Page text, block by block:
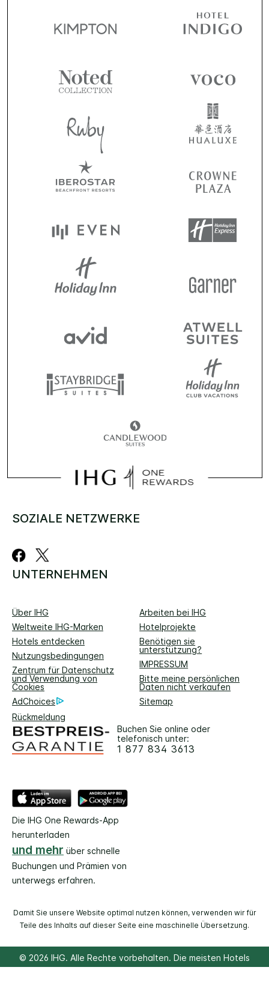
SOZIALE NETZWERKE
UNTERNEHMEN
Über IHG
Arbeiten bei IHG
Weltweite IHG-Marken
Hotelprojekte
Hotels entdecken
Benötigen sie
unterstützung?
Nutzungsbedingungen
IMPRESSUM
Zentrum für Datenschutz
und Verwendung von
Cookies
Bitte meine persönlichen
Daten nicht verkaufen
AdChoices
Sitemap
Rückmeldung
Buchen Sie online oder
telefonisch unter:
1 877 834 3613
Die IHG One Rewards-App
herunterladen
und mehr über schnelle
Buchungen und Prämien von
unterwegs erfahren.
Damit Sie unsere Website optimal nutzen können, verwenden wir für
Teile des Inhalts auf dieser Seite eine maschinelle Übersetzung.
© 2026 IHG. Alle Rechte vorbehalten. Die meisten Hotels
befinden sich im Einzelbesitz und werden unabhängig